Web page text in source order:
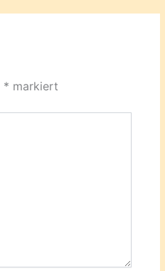
* markiert